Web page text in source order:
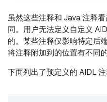
虽然这些注释和 Java 注释
同。用户无法定义自定义
的。某些注释仅影响特定后
将注释附加到的位置有不同的
下面列出了预定义的 AIDL 注